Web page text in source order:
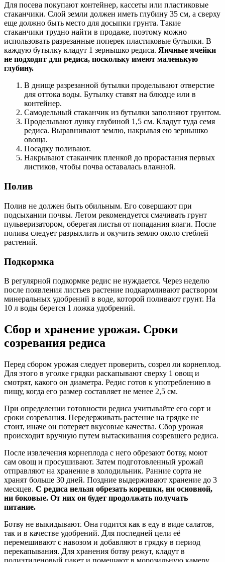
Для посева покупают контейнер, кассеты или пластиковые
стаканчики. Слой земли должен иметь глубину 35 см, а сверху
еще должно быть место для досыпки грунта. Такие
стаканчики трудно найти в продаже, поэтому можно
использовать разрезанные поперек пластиковые бутылки. В
каждую бутылку кладут 1 зернышко редиса. Яичные ячейки
не подходят для редиса, поскольку имеют маленькую
глубину.
В днище разрезанной бутылки проделывают отверстие
для оттока воды. Бутылку ставят на блюдце или в
контейнер.
Самодельный стаканчик из бутылки заполняют грунтом.
Проделывают лунку глубиной 1,5 см. Кладут туда семя
редиса. Выравнивают землю, накрывая ею зернышко
овоща.
Посадку поливают.
Накрывают стаканчик пленкой до прорастания первых
листиков, чтобы почва оставалась влажной.
Полив
Полив не должен быть обильным. Его совершают при
подсыхании почвы. Летом рекомендуется смачивать грунт
пульверизатором, оберегая листья от попадания влаги. После
полива следует разрыхлить и окучить землю около стеблей
растений.
Подкормка
В регулярной подкормке редис не нуждается. Через неделю
после появления листьев растение подкармливают раствором
минеральных удобрений в воде, которой поливают грунт. На
10 л воды берется 1 ложка удобрений.
Сбор и хранение урожая. Сроки
созревания редиса
Перед сбором урожая следует проверить, созрел ли корнеплод.
Для этого в уголке грядки раскапывают сверху 1 овощ и
смотрят, какого он диаметра. Редис готов к употреблению в
пищу, когда его размер составляет не менее 2,5 см.
При определении готовности редиса учитывайте его сорт и
сроки созревания. Передерживать растение на грядке не
стоит, иначе он потеряет вкусовые качества. Сбор урожая
происходит вручную путем вытаскивания созревшего редиса.
После извлечения корнеплода с него обрезают ботву, моют
сам овощ и просушивают. Затем подготовленный урожай
отправляют на хранение в холодильник. Ранние сорта не
хранят больше 30 дней. Поздние выдерживают хранение до 3
месяцев. С редиса нельзя обрезать корешки, ни основной,
ни боковые. От них он будет продолжать получать
питание.
Ботву не выкидывают. Она годится как в еду в виде салатов,
так и в качестве удобрений. Для последней цели её
перемешивают с навозом и добавляют в грядку в период
перекапывания. Для хранения ботву режут, кладут в
полиэтиленовый пакет и помещают в морозильную камеру.